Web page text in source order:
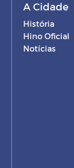
A Cidade
História
Hino Oficial
Notícias